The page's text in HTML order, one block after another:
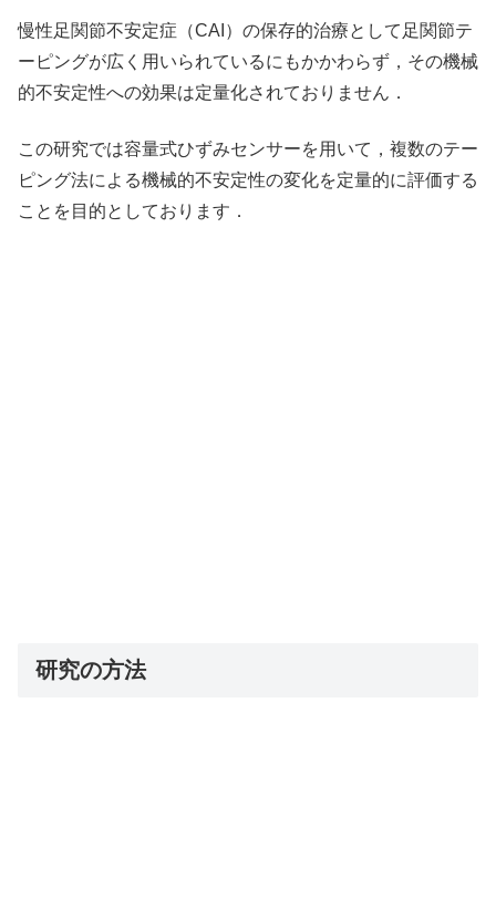
慢性足関節不安定症（CAI）の保存的治療として足関節テ
ーピングが広く用いられているにもかかわらず，その機械
的不安定性への効果は定量化されておりません．
この研究では容量式ひずみセンサーを用いて，複数のテー
ピング法による機械的不安定性の変化を定量的に評価する
ことを目的としております．
研究の方法